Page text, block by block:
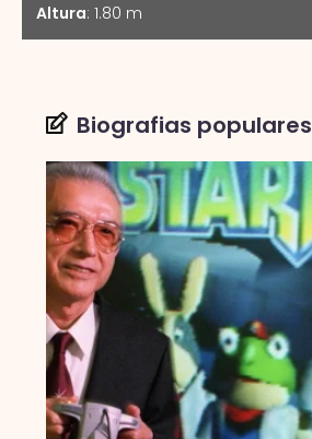
Altura: 1.80 m
Biografias populares